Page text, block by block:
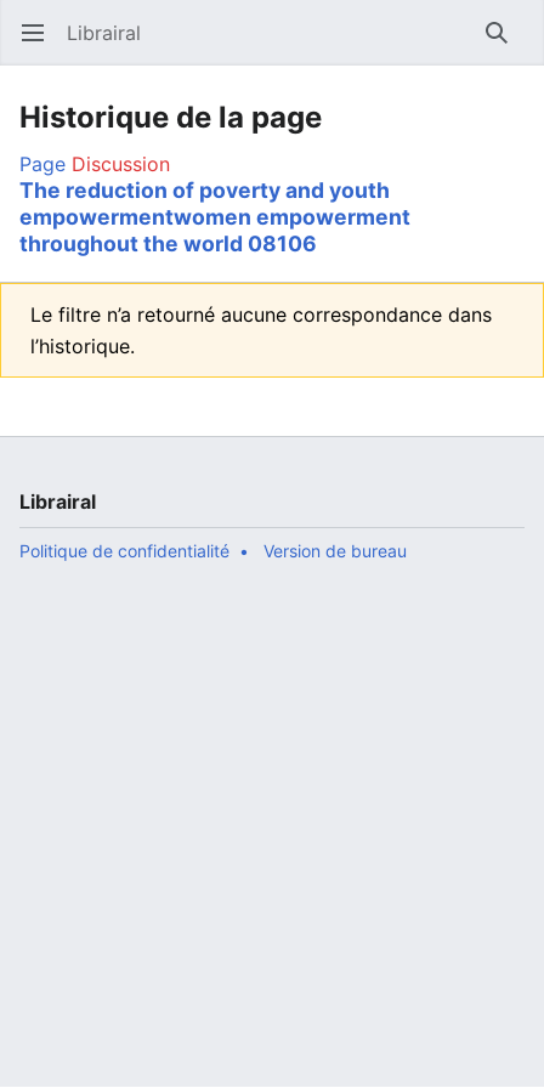
Ouvrir le menu principal Librairal
Historique de la page
Page Discussion
The reduction of poverty and youth
empowermentwomen empowerment
throughout the world 08106
Le filtre n’a retourné aucune correspondance dans
l’historique.
Librairal
Politique de confidentialité Version de bureau